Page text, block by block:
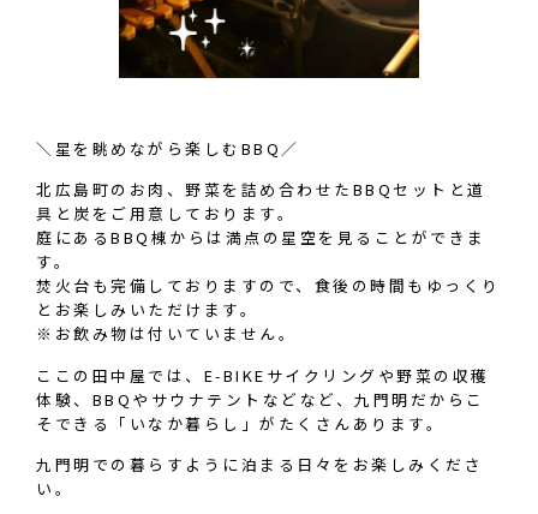
＼星を眺めながら楽しむBBQ／
北広島町のお肉、野菜を詰め合わせたBBQセットと道
具と炭をご用意しております。
庭にあるBBQ棟からは満点の星空を見ることができま
す。
焚火台も完備しておりますので、食後の時間もゆっくり
とお楽しみいただけます。
※お飲み物は付いていません。
ここの田中屋では、E-BIKEサイクリングや野菜の収穫
体験、BBQやサウナテントなどなど、九門明だからこ
そできる「いなか暮らし」がたくさんあります。
九門明での暮らすように泊まる日々をお楽しみくださ
い。